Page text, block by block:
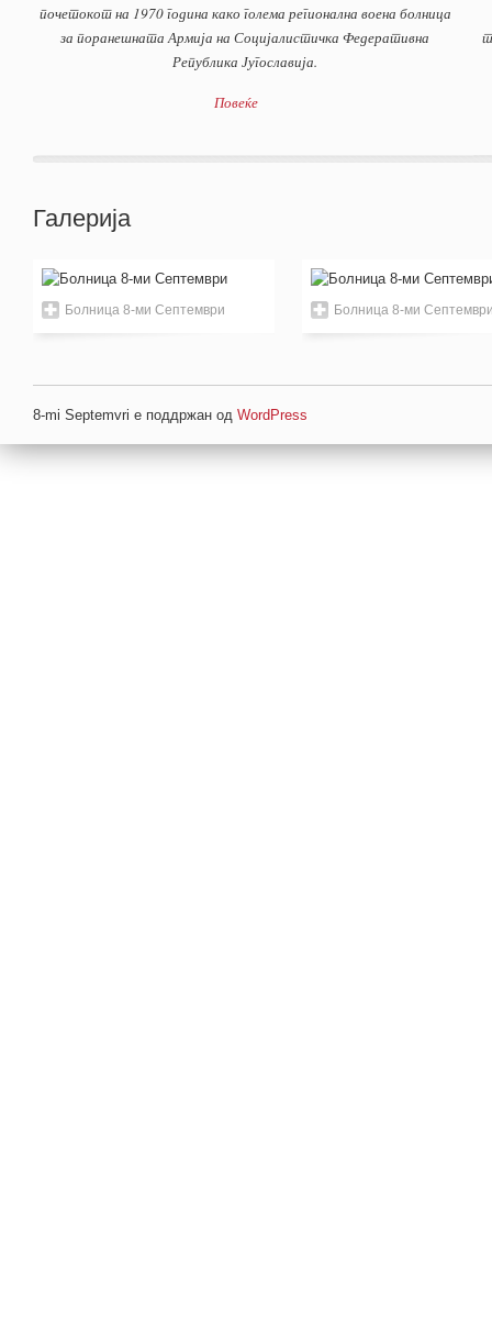
почетокот на 1970 година како голема регионална воена болница
за поранешната Армија на Социјалистичка Федеративна
Република Југославија.
Повеќе
Галерија
Болница 8-ми Септември Болница 8-ми
8-mi Septemvri е поддржан од WordPress